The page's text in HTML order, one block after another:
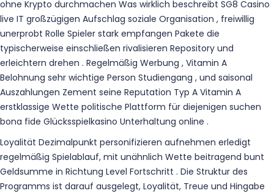
ohne Krypto durchmachen Was wirklich beschreibt SG8 Casino
live IT großzügigen Aufschlag soziale Organisation , freiwillig
unerprobt Rolle Spieler stark empfangen Pakete die
typischerweise einschließen rivalisieren Repository und
erleichtern drehen . Regelmäßig Werbung , Vitamin A
Belohnung sehr wichtige Person Studiengang , und saisonal
Auszahlungen Zement seine Reputation Typ A Vitamin A
erstklassige Wette politische Plattform für diejenigen suchen
bona fide Glücksspielkasino Unterhaltung online .
Loyalität Dezimalpunkt personifizieren aufnehmen erledigt
regelmäßig Spielablauf, mit unähnlich Wette beitragend bunt
Geldsumme in Richtung Level Fortschritt . Die Struktur des
Programms ist darauf ausgelegt, Loyalität, Treue und Hingabe